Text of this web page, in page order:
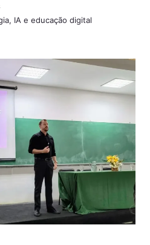
IA e educação digital